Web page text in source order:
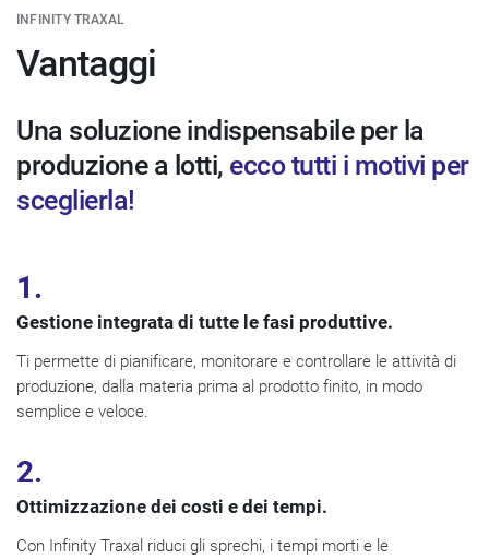
INFINITY TRAXAL
Vantaggi
Una soluzione indispensabile per la
produzione a lotti, ecco tutti i motivi per
sceglierla!
1.
Gestione integrata di tutte le fasi produttive.
Ti permette di pianificare, monitorare e controllare le attività di
produzione, dalla materia prima al prodotto finito, in modo
semplice e veloce.
2.
Ottimizzazione dei costi e dei tempi.
Con Infinity Traxal riduci gli sprechi, i tempi morti e le